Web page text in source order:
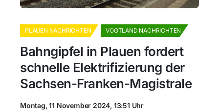
PLAUEN NACHRICHTEN VOGTLAND NACHRICHTEN
Bahngipfel in Plauen fordert
schnelle Elektrifizierung der
Sachsen-Franken-Magistrale
Montag, 11 November 2024, 13:51 Uhr